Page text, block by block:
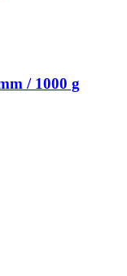
/ 1000 g